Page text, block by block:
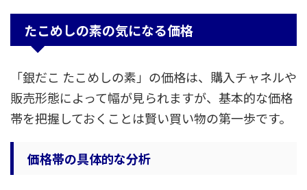
たこめしの素の気になる価格
「銀だこ たこめしの素」の価格は、購入チャネルや
販売形態によって幅が見られますが、基本的な価格
帯を把握しておくことは賢い買い物の第一歩です。
価格帯の具体的な分析